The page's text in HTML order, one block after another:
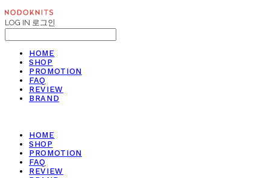
LOG IN 로그인
HOME
SHOP
PROMOTION
FAQ
REVIEW
BRAND
HOME
SHOP
PROMOTION
FAQ
REVIEW